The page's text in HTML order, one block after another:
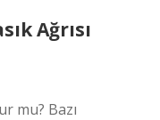
Ağrısı
mu? Bazı